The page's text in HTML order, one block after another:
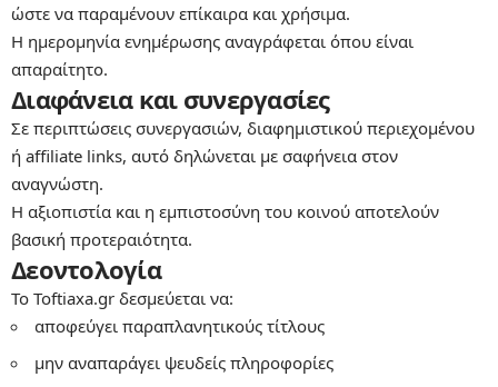
ώστε να παραμένουν επίκαιρα και χρήσιμα.
Η ημερομηνία ενημέρωσης αναγράφεται όπου είναι
απαραίτητο.
Διαφάνεια και συνεργασίες
Σε περιπτώσεις συνεργασιών, διαφημιστικού περιεχομένου
ή affiliate links, αυτό δηλώνεται με σαφήνεια στον
αναγνώστη.
Η αξιοπιστία και η εμπιστοσύνη του κοινού αποτελούν
βασική προτεραιότητα.
Δεοντολογία
Το Toftiaxa.gr δεσμεύεται να:
αποφεύγει παραπλανητικούς τίτλους
μην αναπαράγει ψευδείς πληροφορίες